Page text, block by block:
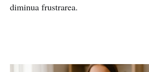
diminua frustrarea.